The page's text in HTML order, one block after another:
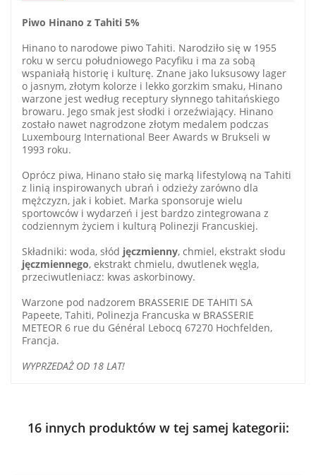
Piwo Hinano z Tahiti 5%
Hinano to narodowe piwo Tahiti. Narodziło się w 1955
roku w sercu południowego Pacyfiku i ma za sobą
wspaniałą historię i kulturę. Znane jako luksusowy lager
o jasnym, złotym kolorze i lekko gorzkim smaku, Hinano
warzone jest według receptury słynnego tahitańskiego
browaru. Jego smak jest słodki i orzeźwiający. Hinano
zostało nawet nagrodzone złotym medalem podczas
Luxembourg International Beer Awards w Brukseli w
1993 roku.
Oprócz piwa, Hinano stało się marką lifestylową na Tahiti
z linią inspirowanych ubrań i odzieży zarówno dla
mężczyzn, jak i kobiet. Marka sponsoruje wielu
sportowców i wydarzeń i jest bardzo zintegrowana z
codziennym życiem i kulturą Polinezji Francuskiej.
Składniki: woda, słód jęczmienny, chmiel, ekstrakt słodu
jęczmiennego, ekstrakt chmielu, dwutlenek węgla,
przeciwutleniacz: kwas askorbinowy.
Warzone pod nadzorem BRASSERIE DE TAHITI SA
Papeete, Tahiti, Polinezja Francuska w BRASSERIE
METEOR 6 rue du Général Lebocq 67270 Hochfelden,
Francja.
WYPRZEDAŻ OD 18 LAT!
16 innych produktów w tej samej kategorii: